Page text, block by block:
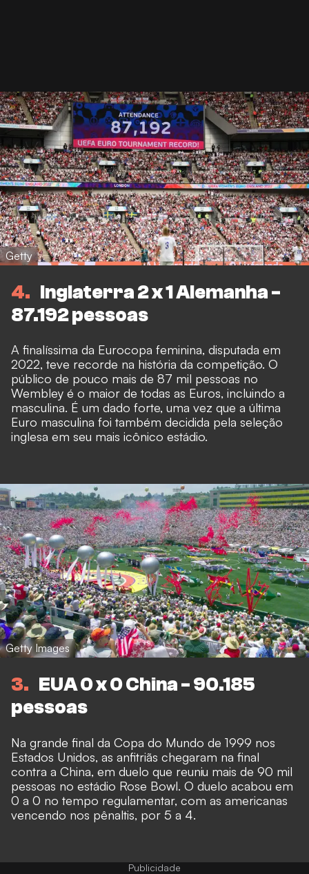
Getty
4
Inglaterra 2 x 1 Alemanha -
87.192 pessoas
A finalíssima da Eurocopa feminina, disputada em
2022, teve recorde na história da competição. O
público de pouco mais de 87 mil pessoas no
Wembley é o maior de todas as Euros, incluindo a
masculina. É um dado forte, uma vez que a última
Euro masculina foi também decidida pela seleção
inglesa em seu mais icônico estádio.
Getty Images
3
EUA 0 x 0 China - 90.185
pessoas
Na grande final da Copa do Mundo de 1999 nos
Estados Unidos, as anfitriãs chegaram na final
contra a China, em duelo que reuniu mais de 90 mil
pessoas no estádio Rose Bowl. O duelo acabou em
0 a 0 no tempo regulamentar, com as americanas
vencendo nos pênaltis, por 5 a 4.